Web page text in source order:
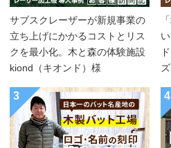
サブスクレーザーが新規事業の
立ち上げにかかるコストとリス
クを最小化。木と森の体験施設
kiond（キオンド）様
3 4